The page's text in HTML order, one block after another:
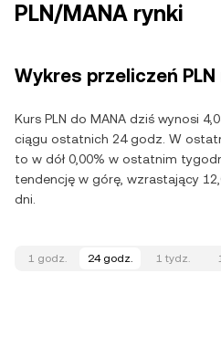
PLN/MANA rynki
Wykres przeliczeń PLN
Kurs PLN do MANA dziś wynosi
ciągu ostatnich 24 godz. W
to w dół 0,00% w ostatnim
tendencję w górę, wzrastający
dni.
1 godz. 24 godz. 1 tydz.